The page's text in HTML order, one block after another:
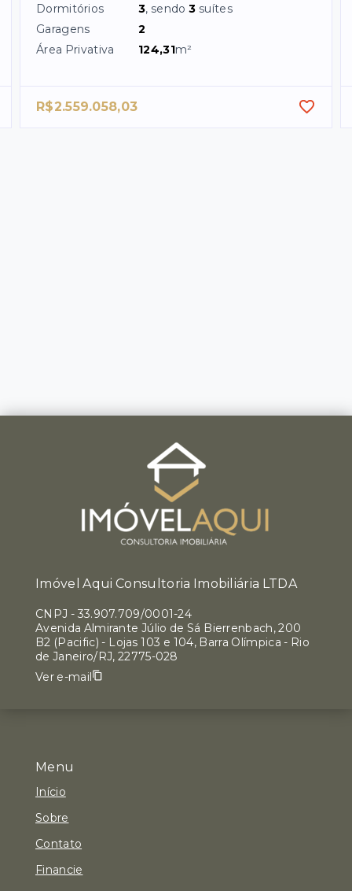
Dormitórios 3, sendo3 suítes
Garagens
2
Área Privativa
124,31m²
R$2.559.058,03
Menu
Início
Sobre
Contato
Financie
Imóvel Aqui Consultoria Imobiliária LTDA
CNPJ - 33.907.709/0001-24
Avenida Almirante Júlio de Sá Bierrenbach, 200
B2 (Pacific) - Lojas 103 e 104, Barra Olímpica - Rio
de Janeiro/RJ, 22775-028
Ver e-mail